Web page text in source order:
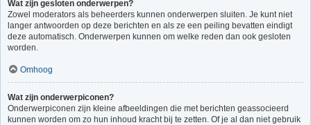
Wat zijn gesloten onderwerpen?
Zowel moderators als beheerders kunnen onderwerpen sluiten. Je kunt niet
langer antwoorden op deze berichten en als ze een peiling bevatten eindigt
deze automatisch. Onderwerpen kunnen om welke reden dan ook gesloten
worden.
Omhoog
Wat zijn onderwerpiconen?
Onderwerpiconen zijn kleine afbeeldingen die met berichten geassocieerd
kunnen worden om zo hun inhoud kracht bij te zetten. Of je al dan niet gebruik